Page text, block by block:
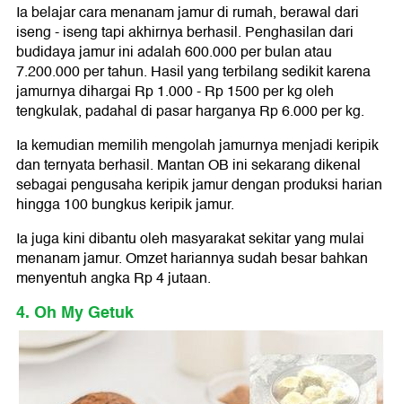
Ia belajar cara menanam jamur di rumah, berawal dari
iseng - iseng tapi akhirnya berhasil. Penghasilan dari
budidaya jamur ini adalah 600.000 per bulan atau
7.200.000 per tahun. Hasil yang terbilang sedikit karena
jamurnya dihargai Rp 1.000 - Rp 1500 per kg oleh
tengkulak, padahal di pasar harganya Rp 6.000 per kg.
Ia kemudian memilih mengolah jamurnya menjadi keripik
dan ternyata berhasil. Mantan OB ini sekarang dikenal
sebagai pengusaha keripik jamur dengan produksi harian
hingga 100 bungkus keripik jamur.
Ia juga kini dibantu oleh masyarakat sekitar yang mulai
menanam jamur. Omzet hariannya sudah besar bahkan
menyentuh angka Rp 4 jutaan.
4. Oh My Getuk